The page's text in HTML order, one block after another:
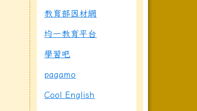
教育部因材網
均一教育平台
學習吧
pagamo
Cool English